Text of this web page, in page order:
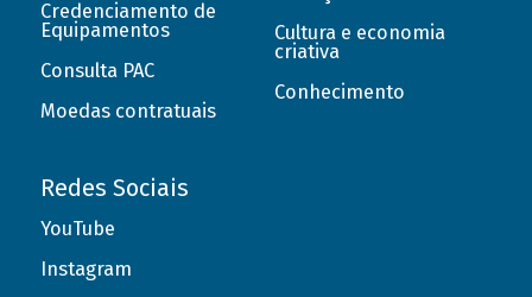
Credenciamento de
Equipamentos
Consulta PAC
Moedas contratuais
Cultura e economia
criativa
Conhecimento
Redes Sociais
YouTube
Instagram